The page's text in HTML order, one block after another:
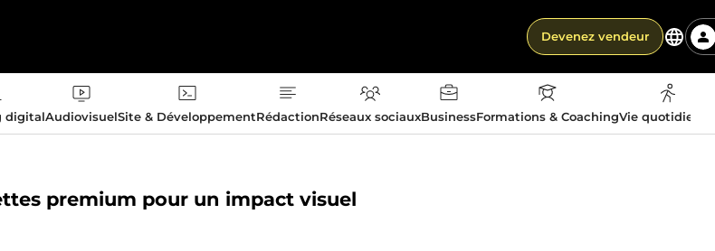
Devenez vendeur
digitalAudiovisuelSite & DéveloppementRédactionRéseaux sociauxBusinessFormations & CoachingVie
premium pour un impact visuel